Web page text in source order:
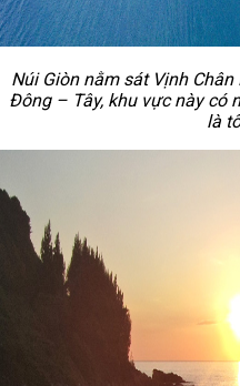
Núi Giòn nằm sát Vịnh Chân
Đông – Tây, khu vực này có
là